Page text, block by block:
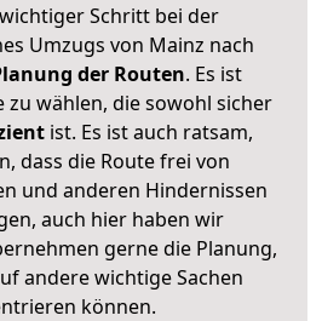
Schritt bei der
Umzugs von Mainz nach
der Routen. Es ist
zu wählen, die sowohl sicher
ist. Es ist auch ratsam,
dass die Route frei von
und anderen Hindernissen
auch hier haben wir
gerne die Planung,
andere wichtige Sachen
können.